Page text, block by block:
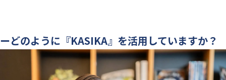
ーどのように『KASIKA』を活用していますか？